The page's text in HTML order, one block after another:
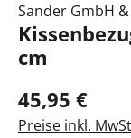
Sander GmbH &
cm
45,95 €
Preise inkl.